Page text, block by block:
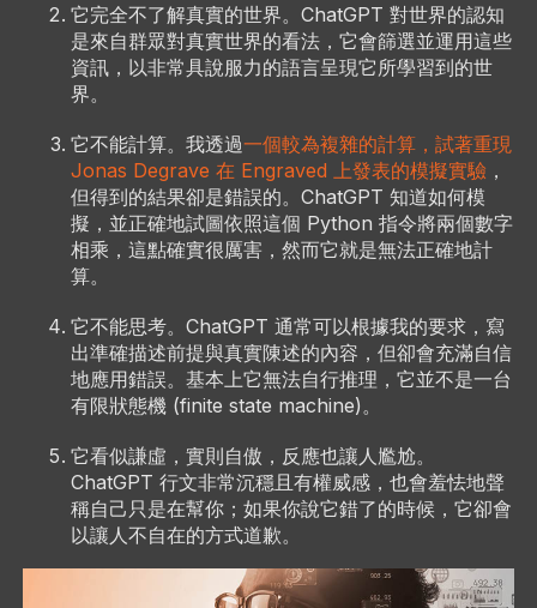
它完全不了解真實的世界。ChatGPT 對世界的認知
是來自群眾對真實世界的看法，它會篩選並運用這些
資訊，以非常具說服力的語言呈現它所學習到的世
界。
它不能計算。我透過一個較為複雜的計算，試著重現
Jonas Degrave 在 Engraved 上發表的模擬實驗，
但得到的結果卻是錯誤的。ChatGPT 知道如何模
擬，並正確地試圖依照這個 Python 指令將兩個數字
相乘，這點確實很厲害，然而它就是無法正確地計
算。
它不能思考。ChatGPT 通常可以根據我的要求，寫
出準確描述前提與真實陳述的內容，但卻會充滿自信
地應用錯誤。基本上它無法自行推理，它並不是一台
有限狀態機 (finite state machine)。
它看似謙虛，實則自傲，反應也讓人尷尬。
ChatGPT 行文非常沉穩且有權威感，也會羞怯地聲
稱自己只是在幫你；如果你說它錯了的時候，它卻會
以讓人不自在的方式道歉。